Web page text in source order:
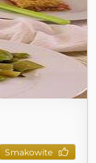
Smakowite